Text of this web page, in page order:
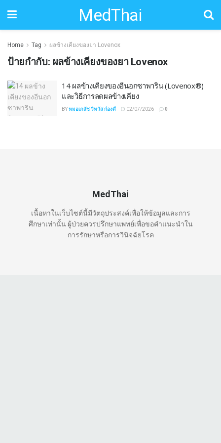
MedThai
Home Tag ผลข้างเคียงของยา Lovenox
ป้ายกำกับ: ผลข้างเคียงของยา Lovenox
14 ผลข้างเคียงของอีนอกซาพาริน (Lovenox®)
และวิธีการลดผลข้างเคียง
BYหมอเภสัช วิทวัส ก๋องดี 02/07/2026 0
MedThai
เนื้อหาในเว็บไซต์นี้มีวัตถุประสงค์เพื่อให้ข้อมูลและการ
ศึกษาเท่านั้น ผู้ป่วยควรปรึกษาแพทย์เพื่อขอคำแนะนำใน
การรักษาหรือการวินิจฉัยโรค